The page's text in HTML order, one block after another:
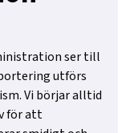
ser till
utförs
Vi börjar alltid
för att